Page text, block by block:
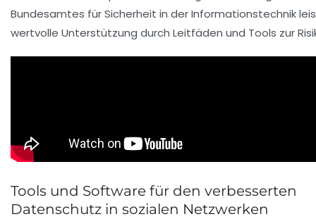
Bundesamtes für Sicherheit in der Informationstechnik
wertvolle Unterstützung durch Leitfäden und Tools zur
Tools und Software für den verbesserten
Datenschutz in sozialen Netzwerken